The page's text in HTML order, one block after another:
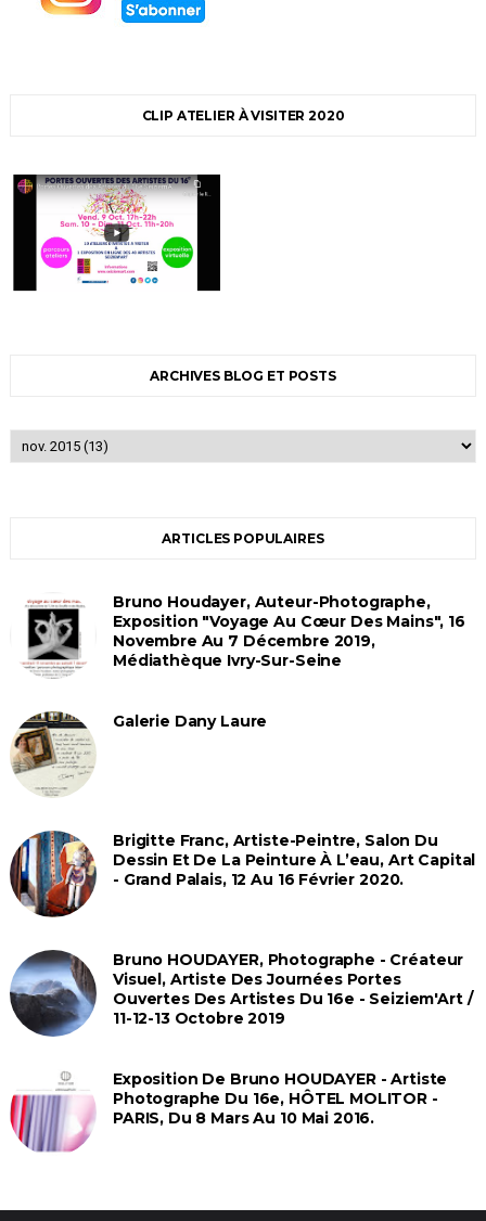
CLIP ATELIER À VISITER 2020
ARCHIVES BLOG ET POSTS
ARTICLES POPULAIRES
Bruno Houdayer, Auteur-Photographe,
Exposition "Voyage Au Cœur Des Mains", 16
Novembre Au 7 Décembre 2019,
Médiathèque Ivry-Sur-Seine
Galerie Dany Laure
Brigitte Franc, Artiste-Peintre, Salon Du
Dessin Et De La Peinture À L’eau, Art Capital
- Grand Palais, 12 Au 16 Février 2020.
Bruno HOUDAYER, Photographe - Créateur
Visuel, Artiste Des Journées Portes
Ouvertes Des Artistes Du 16e - Seiziem'Art /
11-12-13 Octobre 2019
Exposition De Bruno HOUDAYER - Artiste
Photographe Du 16e, HÔTEL MOLITOR -
PARIS, Du 8 Mars Au 10 Mai 2016.